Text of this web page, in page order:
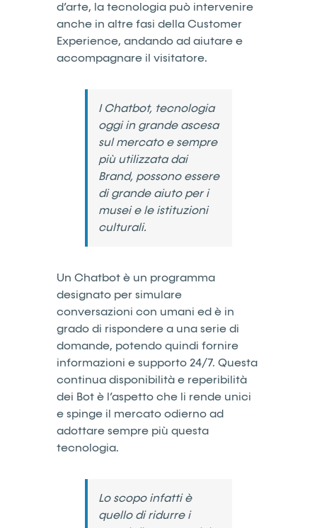
d’arte, la tecnologia può intervenire
anche in altre fasi della Customer
Experience, andando ad aiutare e
accompagnare il visitatore.
I Chatbot, tecnologia
oggi in grande ascesa
sul mercato e sempre
più utilizzata dai
Brand, possono essere
di grande aiuto per i
musei e le istituzioni
culturali.
Un Chatbot è un programma
designato per simulare
conversazioni con umani ed è in
grado di rispondere a una serie di
domande, potendo quindi fornire
informazioni e supporto 24/7. Questa
continua disponibilità e reperibilità
dei Bot è l’aspetto che li rende unici
e spinge il mercato odierno ad
adottare sempre più questa
tecnologia.
Lo scopo infatti è
quello di ridurre i